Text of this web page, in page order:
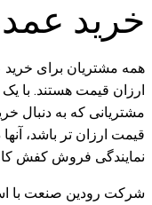
خرید
همه مشتریان برای
ارزان قیمت هستند. با
مشتریانی که به دنبال
قیمت ارزان تر باشد،
نمایندگی فروش کفش کار
شرکت رودین صنعت با